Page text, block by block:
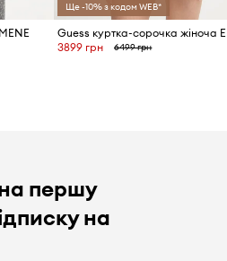
Ще -10% з кодом WEB*
3899 грн 6499 грн
першу
на